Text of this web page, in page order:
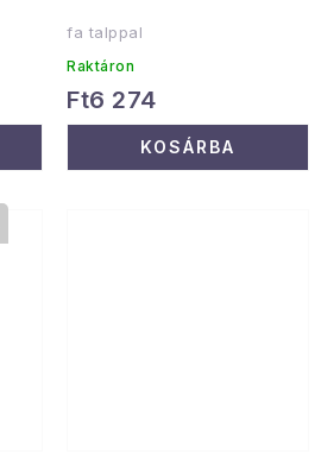
fa talppal
Raktáron
Ft6 274
KOSÁRBA